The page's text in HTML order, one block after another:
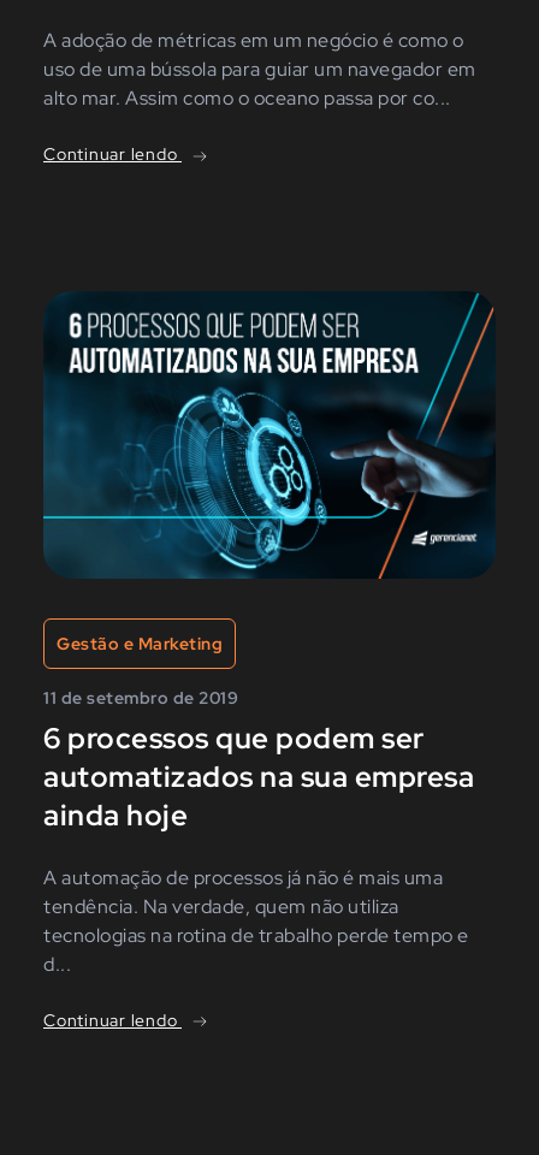
A adoção de métricas em um negócio é como o
uso de uma bússola para guiar um navegador em
alto mar. Assim como o oceano passa por co...
Continuar lendo
Gestão e Marketing
11 de setembro de 2019
6 processos que podem ser
automatizados na sua empresa
ainda hoje
A automação de processos já não é mais uma
tendência. Na verdade, quem não utiliza
tecnologias na rotina de trabalho perde tempo e
d...
Continuar lendo